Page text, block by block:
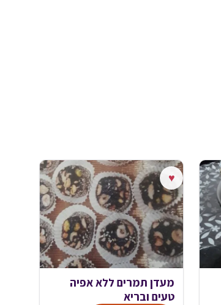
♥
מעדן תמרים ללא אפיה
טעים ובריא